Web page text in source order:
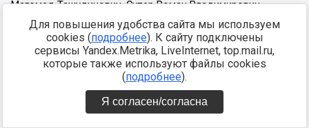
Для повышения удобства сайта мы используем
cookies (подробнее). К сайту подключены
сервисы Yandex.Metrika, LiveInternet, top.mail.ru,
которые также используют файлы cookies
(подробнее).
Я согласен/согласна